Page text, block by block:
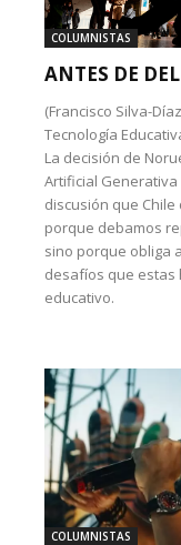
COLUMNISTAS
ANTES DE
(Francisco Silva-
Tecnología
La decisión de
Artificial
discusión que
porque debamos
sino porque obliga
desafíos que estas
educativo.
COLUMNISTAS